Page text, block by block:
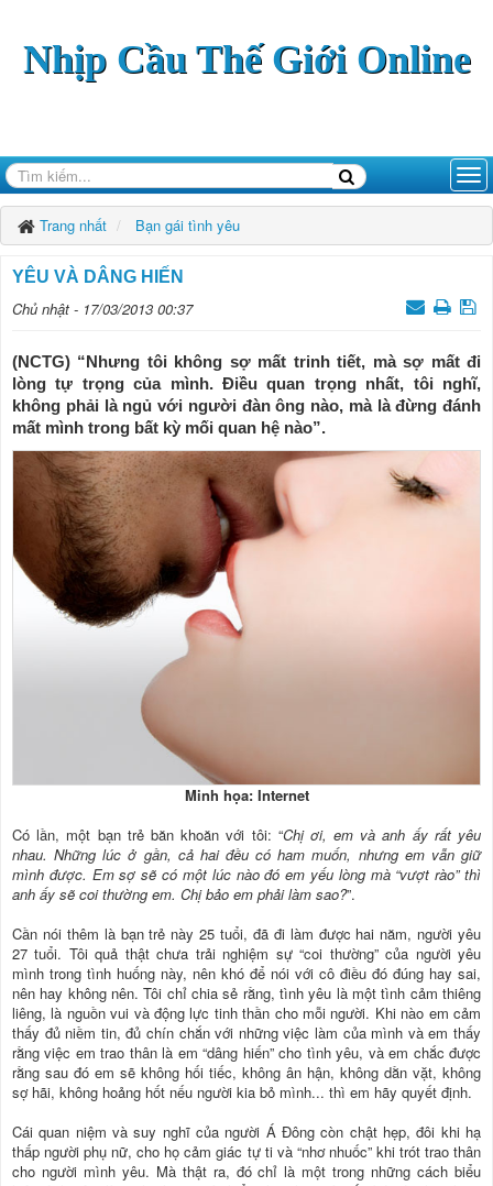
Nhịp Cầu Thế Giới Online
Trang nhất Bạn gái tình yêu
YÊU VÀ DÂNG HIẾN
Chủ nhật - 17/03/2013 00:37
(NCTG) “Nhưng tôi không sợ mất trinh tiết, mà sợ mất đi
lòng tự trọng của mình. Điều quan trọng nhất, tôi nghĩ,
không phải là ngủ với người đàn ông nào, mà là đừng đánh
mất mình trong bất kỳ mối quan hệ nào”.
Minh họa: Internet
Có lần, một bạn trẻ băn khoăn với tôi: “Chị ơi, em và anh ấy rất yêu
nhau. Những lúc ở gần, cả hai đều có ham muốn, nhưng em vẫn giữ
mình được. Em sợ sẽ có một lúc nào đó em yếu lòng mà “vượt rào” thì
anh ấy sẽ coi thường em. Chị bảo em phải làm sao?”.
Cần nói thêm là bạn trẻ này 25 tuổi, đã đi làm được hai năm, người yêu
27 tuổi. Tôi quả thật chưa trải nghiệm sự “coi thường” của người yêu
mình trong tình huống này, nên khó để nói với cô điều đó đúng hay sai,
nên hay không nên. Tôi chỉ chia sẻ rằng, tình yêu là một tình cảm thiêng
liêng, là nguồn vui và động lực tinh thần cho mỗi người. Khi nào em cảm
thấy đủ niềm tin, đủ chín chắn với những việc làm của mình và em thấy
rằng việc em trao thân là em “dâng hiến” cho tình yêu, và em chắc được
rằng sau đó em sẽ không hối tiếc, không ân hận, không dằn vặt, không
sợ hãi, không hoảng hốt nếu người kia bỏ mình... thì em hãy quyết định.
Cái quan niệm và suy nghĩ của người Á Đông còn chật hẹp, đôi khi hạ
thấp người phụ nữ, cho họ cảm giác tự ti và “nhơ nhuốc” khi trót trao thân
cho người mình yêu. Mà thật ra, đó chỉ là một trong những cách biểu